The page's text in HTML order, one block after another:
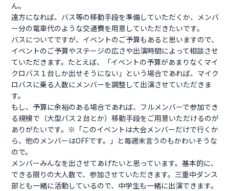
ん。
遠方になれば、バス等の移動手段を準備していただくか、メンバ
ー分の電車代のような交通費を用意していただきたいです。
バスについてですが、イベントのご予算もあると思いますので、
イベントのご予算やステージの広さや出演時間によって相談させ
ていただきます。たとえば、「イベントの予算があまりなくマイ
クロバス１台しか出せそうにない」という場合であれば、マイク
ロバスに乗る人数にメンバーを調整して出演させていただきま
す。
もし、予算に余裕のある場合であれば、フルメンバーで参加でき
る規模で（大型バス２台とか）移動手段をご用意いただけるのが
ありがたいです。※「このイベントは大会メンバーだけで行くか
ら、他のメンバーはOFFです。」と毎週末言うのもかわいそうな
ので。
メンバーみんなを出させてあげたいと思っています。基本的に、
できる限りの大人数で、参加させていただきます。三重中ダンス
部とも一緒に活動しているので、中学生も一緒に出演できます。